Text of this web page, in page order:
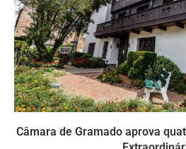
Câmara de Gramado aprova